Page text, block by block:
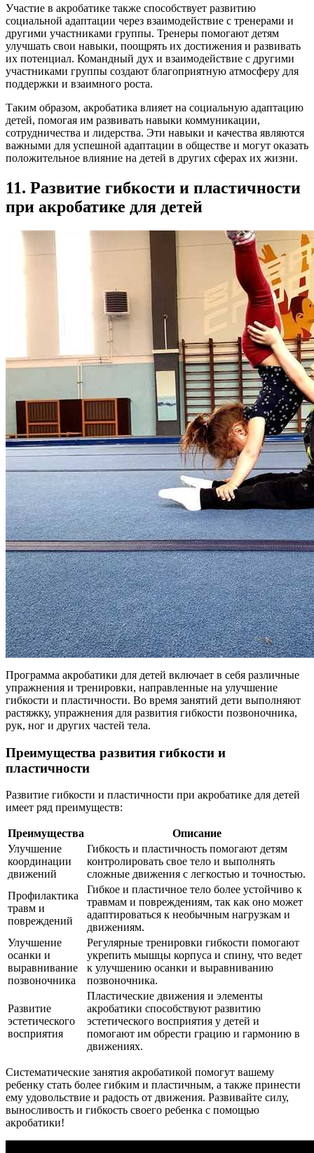
Участие в акробатике также способствует развитию
социальной адаптации через взаимодействие с тренерами и
другими участниками группы. Тренеры помогают детям
улучшать свои навыки, поощрять их достижения и развивать
их потенциал. Командный дух и взаимодействие с другими
участниками группы создают благоприятную атмосферу для
поддержки и взаимного роста.
Таким образом, акробатика влияет на социальную адаптацию
детей, помогая им развивать навыки коммуникации,
сотрудничества и лидерства. Эти навыки и качества являются
важными для успешной адаптации в обществе и могут оказать
положительное влияние на детей в других сферах их жизни.
11. Развитие гибкости и пластичности
при акробатике для детей
Программа акробатики для детей включает в себя различные
упражнения и тренировки, направленные на улучшение
гибкости и пластичности. Во время занятий дети выполняют
растяжку, упражнения для развития гибкости позвоночника,
рук, ног и других частей тела.
Преимущества развития гибкости и
пластичности
Развитие гибкости и пластичности при акробатике для детей
имеет ряд преимуществ:
Преимущества
Описание
Улучшение
координации
движений
Гибкость и пластичность помогают детям
контролировать свое тело и выполнять
сложные движения с легкостью и точностью.
Профилактика
травм и
повреждений
Гибкое и пластичное тело более устойчиво к
травмам и повреждениям, так как оно может
адаптироваться к необычным нагрузкам и
движениям.
Улучшение
осанки и
выравнивание
позвоночника
Регулярные тренировки гибкости помогают
укрепить мышцы корпуса и спину, что ведет
к улучшению осанки и выравниванию
позвоночника.
Развитие
эстетического
восприятия
Пластические движения и элементы
акробатики способствуют развитию
эстетического восприятия у детей и
помогают им обрести грацию и гармонию в
движениях.
Систематические занятия акробатикой помогут вашему
ребенку стать более гибким и пластичным, а также принести
ему удовольствие и радость от движения. Развивайте силу,
выносливость и гибкость своего ребенка с помощью
акробатики!